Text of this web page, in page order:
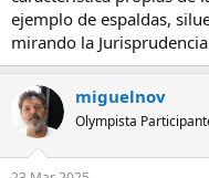
Si crees que afotar street
una paisagistica nocturna
las planificaciones
luminica, esperar a que el
haber recorrido kilómetros
enfrentes a las
despues me dices si
street...
Lo mismo pasa con
ejemplo de espaldas,
mirando la
miguelnov
Olympista